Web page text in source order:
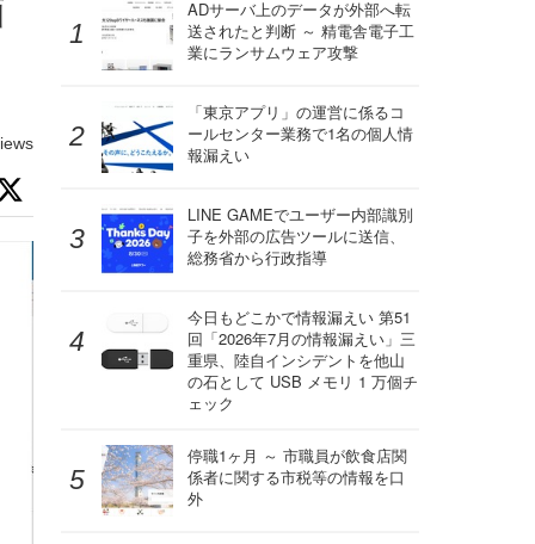
ADサーバ上のデータが外部へ転
送されたと判断 ～ 精電舎電子工
業にランサムウェア攻撃
「東京アプリ」の運営に係るコ
ールセンター業務で1名の個人情
報漏えい
LINE GAMEでユーザー内部識別
子を外部の広告ツールに送信、
総務省から行政指導
今日もどこかで情報漏えい 第51
回「2026年7月の情報漏えい」三
重県、陸自インシデントを他山
の石として USB メモリ 1 万個チ
ェック
停職1ヶ月 ～ 市職員が飲食店関
係者に関する市税等の情報を口
外